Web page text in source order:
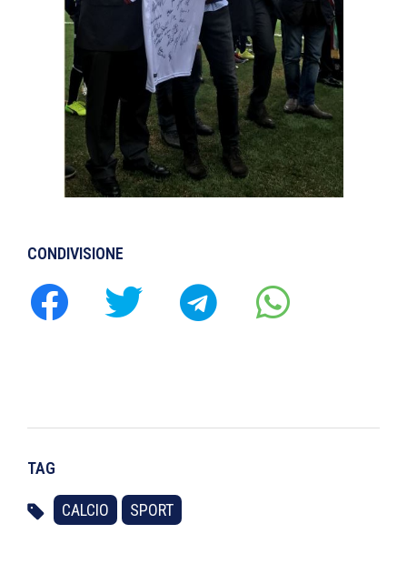
CONDIVISIONE
TAG
CALCIO SPORT